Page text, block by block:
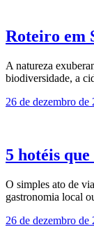
Roteiro em
A natureza
biodiversidade, a
26 de dezembro de
5 hotéis
O simples ato de
gastronomia local
26 de dezembro de